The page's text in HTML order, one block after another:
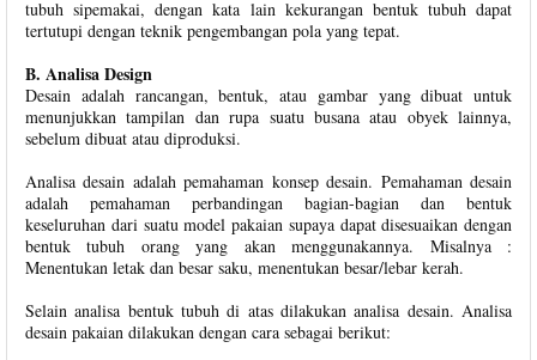
tubuh sipemakai, dengan kata lain kekurangan bentuk tubuh dapat
tertutupi dengan teknik pengembangan pola yang tepat.
B. Analisa Design
Desain adalah rancangan, bentuk, atau gambar yang dibuat untuk
menunjukkan tampilan dan rupa suatu busana atau obyek lainnya,
sebelum dibuat atau diproduksi.
Analisa desain adalah pemahaman konsep desain. Pemahaman desain
adalah pemahaman perbandingan bagian-bagian dan bentuk
keseluruhan dari suatu model pakaian supaya dapat disesuaikan dengan
bentuk tubuh orang yang akan menggunakannya. Misalnya :
Menentukan letak dan besar saku, menentukan besar/lebar kerah.
Selain analisa bentuk tubuh di atas dilakukan analisa desain. Analisa
desain pakaian dilakukan dengan cara sebagai berikut: